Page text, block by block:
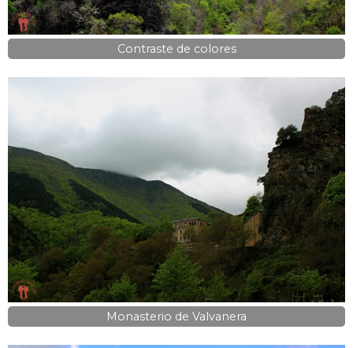
Contraste de colores
Monasterio de Valvanera